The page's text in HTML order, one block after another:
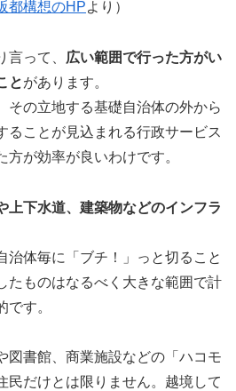
都構想のHPより）
って、 広い範囲で行った方がい
とがあります。
その立地する基礎自治体の外から
ることが見込まれる行政サービス
が効率が良いわけです。
上下水道、建築物などのインフラ
治体毎に「ブチ！」っと切ること
たものはなるべく大きな範囲で計
す。
図書館、商業施設などの「ハコモ
民だけとは限りません。越境して